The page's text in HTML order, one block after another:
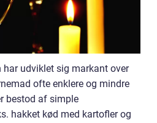
udviklet sig markant over
ofte enklere og mindre
bestod af simple
hakket kød med kartofler og